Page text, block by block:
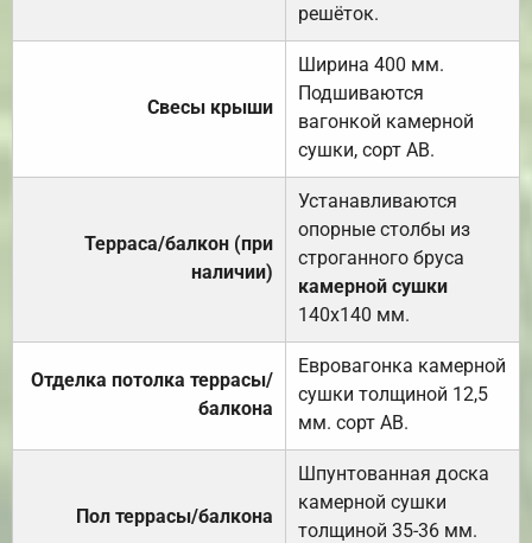
решёток.
Свесы крыши
Ширина 400 мм.
Подшиваются
вагонкой камерной
сушки, сорт АВ.
Терраса/балкон (при
наличии)
Устанавливаются
опорные столбы из
строганного бруса
камерной сушки
140х140 мм.
Отделка потолка террасы/
балкона
Евровагонка камерной
сушки толщиной 12,5
мм. сорт АВ.
Пол террасы/балкона
Шпунтованная доска
камерной сушки
толщиной 35-36 мм.